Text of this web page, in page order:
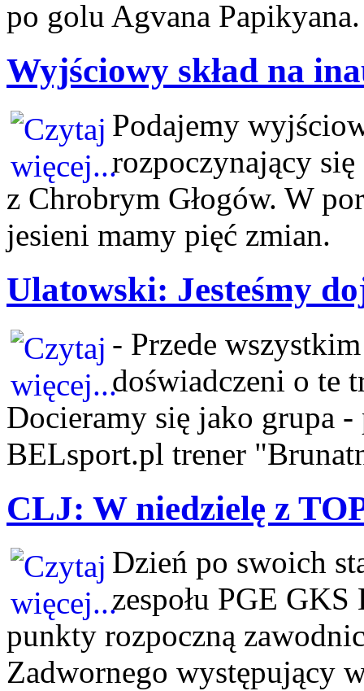
po golu Agvana Papikyana.
Wyjściowy skład na
Podajemy
rozpoczynający
z Chrobrym Głogów. W
jesieni mamy pięć zmian.
Ulatowski: Jesteśmy
- Przede
doświadczeni o te
Docieramy się jako grupa
BELsport.pl trener
CLJ: W niedzielę z
Dzień po swoich
zespołu PGE
punkty rozpoczną
Zadwornego występujący